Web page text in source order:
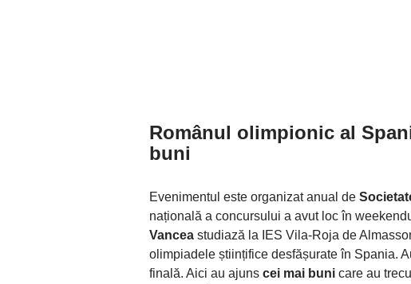
Românul olimpionic al
buni
Evenimentul este organizat anual de
națională a concursului a avut loc în
Vancea studiază la IES Vila-Roja de
olimpiadele științifice desfășurate în Spania.
finală. Aici au ajuns cei mai buni care au